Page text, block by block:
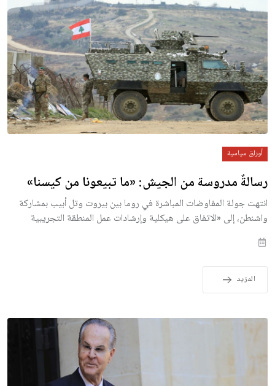
أوراق سياسية
رسالةٌ مدروسة من الجيش: «ما تبيعونا من كيسنا»
انتهت جولة المفاوضات المباشرة في روما بين بيروت وتل أبيب بمشاركة
واشنطن، إلى «الاتفاق على هيكلية وإرشادات عمل المنطقة التجريبية
المزيد